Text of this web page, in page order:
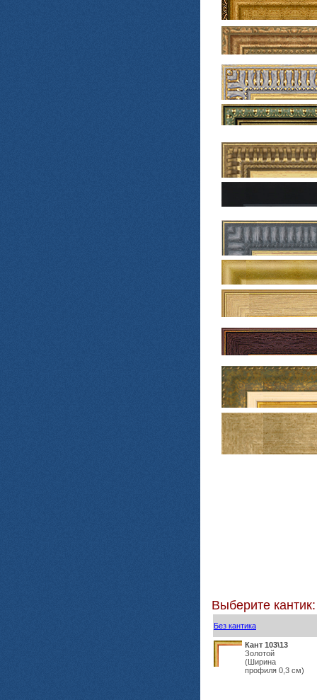
Выберите кантик:
Без кантика
Кант 103\13
Золотой
(Ширина
профиля 0,3 см)